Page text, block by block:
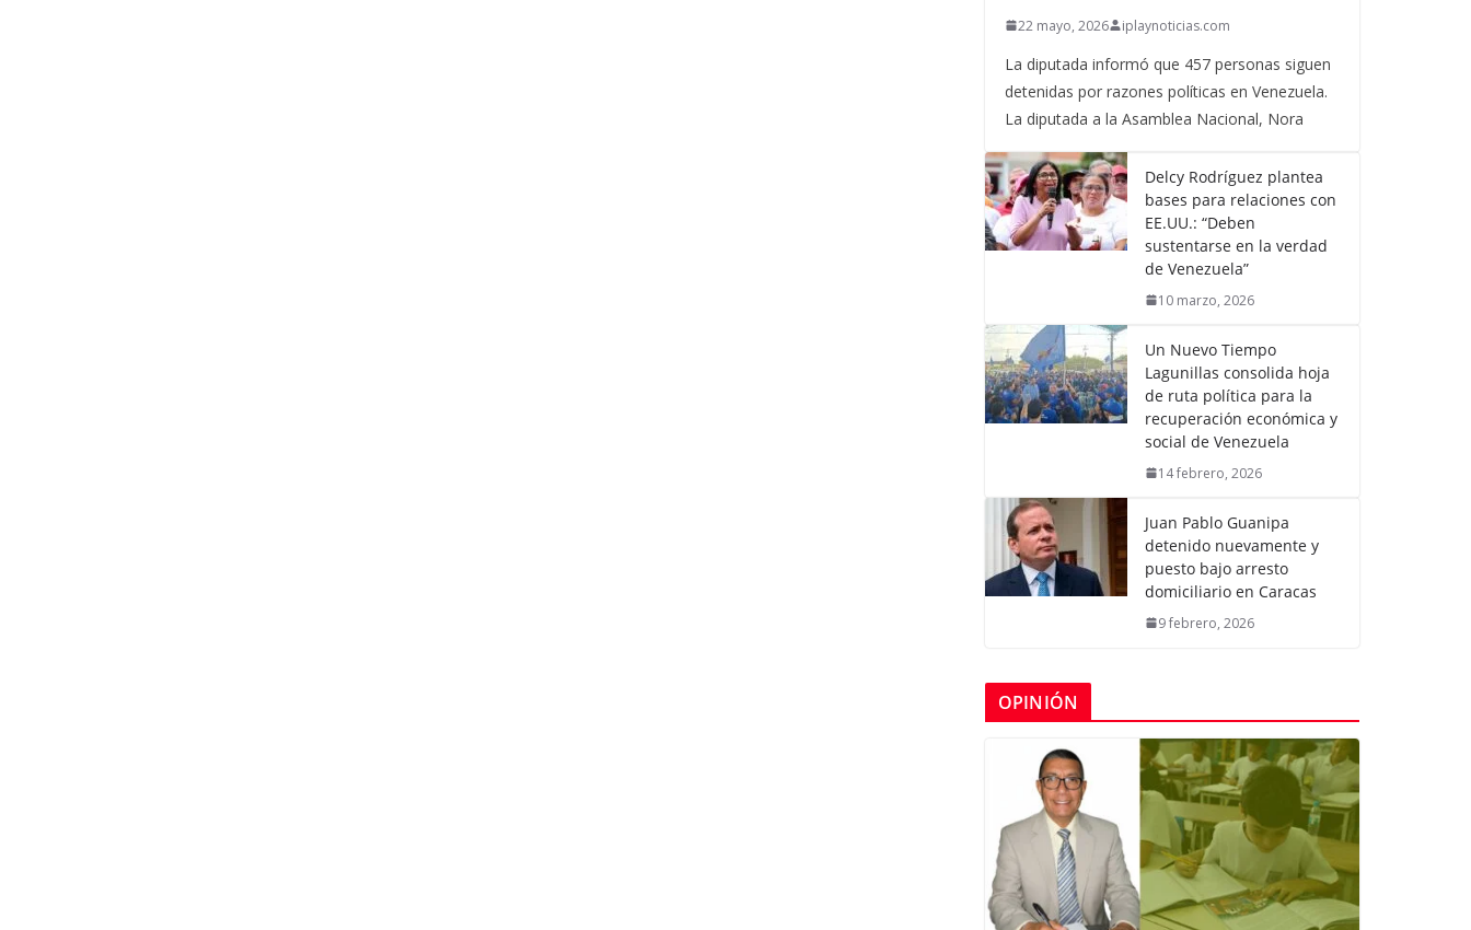
22 mayo, 2026 iplaynoticias.com
La diputada informó que 457 personas siguen
detenidas por razones políticas en Venezuela.
La diputada a la Asamblea Nacional, Nora
Delcy Rodríguez plantea
bases para relaciones con
EE.UU.: “Deben
sustentarse en la verdad
de Venezuela”
10 marzo, 2026
Un Nuevo Tiempo
Lagunillas consolida hoja
de ruta política para la
recuperación económica y
social de Venezuela
14 febrero, 2026
Juan Pablo Guanipa
detenido nuevamente y
puesto bajo arresto
domiciliario en Caracas
9 febrero, 2026
OPINIÓN